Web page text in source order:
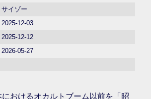
サイゾー
2025-12-03
2025-12-12
2026-05-27
おけるオカルトブーム以前を「昭